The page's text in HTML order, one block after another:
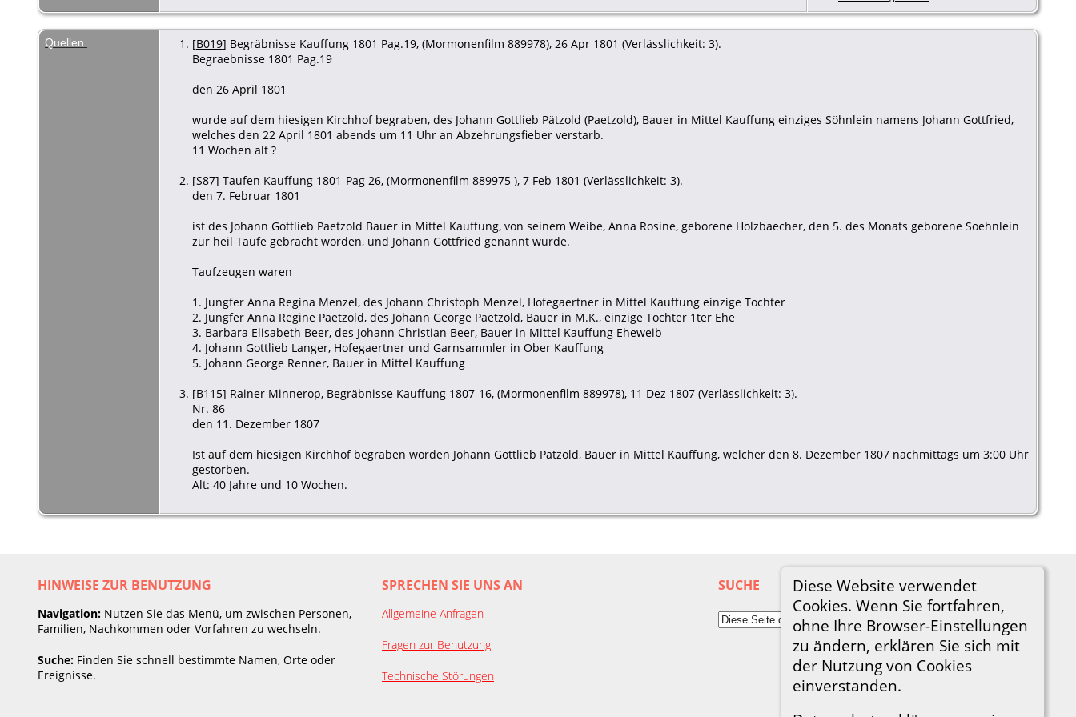
Diese Website verwendet
Cookies. Wenn Sie fortfahren,
ohne Ihre Browser-Einstellungen
zu ändern, erklären Sie sich mit
der Nutzung von Cookies
einverstanden.
1801 - Kauffung, Kreis
Goldberg, Schlesien
Quellen [B019] Begräbnisse Kauffung 1801 Pag.19, (Mormonenfilm 889978), 26 Apr 1801 (Verlässlichkeit: 3).
Begraebnisse 1801 Pag.19
den 26 April 1801
wurde auf dem hiesigen Kirchhof begraben, des Johann Gottlieb Pätzold (Paetzold), Bauer in Mittel Kauffung einziges Söhnlein namens Johann Gottfried,
welches den 22 April 1801 abends um 11 Uhr an Abzehrungsfieber verstarb.
11 Wochen alt ?
[S87] Taufen Kauffung 1801-Pag 26, (Mormonenfilm 889975 ), 7 Feb 1801 (Verlässlichkeit: 3).
den 7. Februar 1801
ist des Johann Gottlieb Paetzold Bauer in Mittel Kauffung, von seinem Weibe, Anna Rosine, geborene Holzbaecher, den 5. des Monats geborene Soehnlein
zur heil Taufe gebracht worden, und Johann Gottfried genannt wurde.
Taufzeugen waren
1. Jungfer Anna Regina Menzel, des Johann Christoph Menzel, Hofegaertner in Mittel Kauffung einzige Tochter
2. Jungfer Anna Regine Paetzold, des Johann George Paetzold, Bauer in M.K., einzige Tochter 1ter Ehe
3. Barbara Elisabeth Beer, des Johann Christian Beer, Bauer in Mittel Kauffung Eheweib
4. Johann Gottlieb Langer, Hofegaertner und Garnsammler in Ober Kauffung
5. Johann George Renner, Bauer in Mittel Kauffung
[B115] Rainer Minnerop, Begräbnisse Kauffung 1807-16, (Mormonenfilm 889978), 11 Dez 1807 (Verlässlichkeit: 3).
Nr. 86
den 11. Dezember 1807
Ist auf dem hiesigen Kirchhof begraben worden Johann Gottlieb Pätzold, Bauer in Mittel Kauffung, welcher den 8. Dezember 1807 nachmittags um 3:00 Uhr
gestorben.
Alt: 40 Jahre und 10 Wochen.
HINWEISE ZUR BENUTZUNG
Navigation: Nutzen Sie das Menü, um zwischen Personen,
Familien, Nachkommen oder Vorfahren zu wechseln.
Suche: Finden Sie schnell bestimmte Namen, Orte oder
Ereignisse.
SPRECHEN SIE UNS AN
Allgemeine Anfragen
Fragen zur Benutzung
Technische Störungen
SUCHE